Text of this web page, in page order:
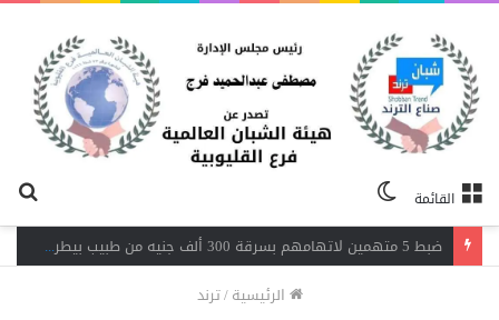
القائمة
المظلم
اندلاع حريق داخل مصنع نسيج بشبرا الخيمة.. 3 سيارات إطفاء تحاصر النيران
الرئيسية/ترند